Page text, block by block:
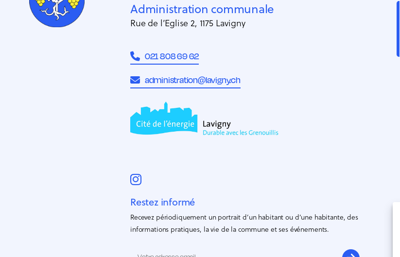
Administration communale
Rue de l’Eglise 2, 1175 Lavigny
021 808 69 62
administration@lavigny.ch
Restez informé
Recevez périodiquement un portrait d’un habitant ou d’une habitante, des
informations pratiques, la vie de la commune et ses événements.